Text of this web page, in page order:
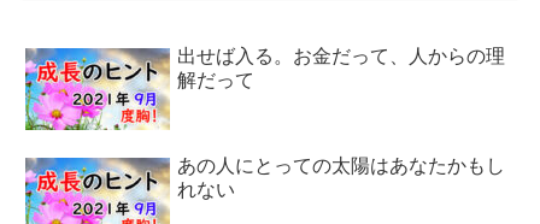
出せば入る。お金だって、人からの理
解だって
あの人にとっての太陽はあなたかもし
れない